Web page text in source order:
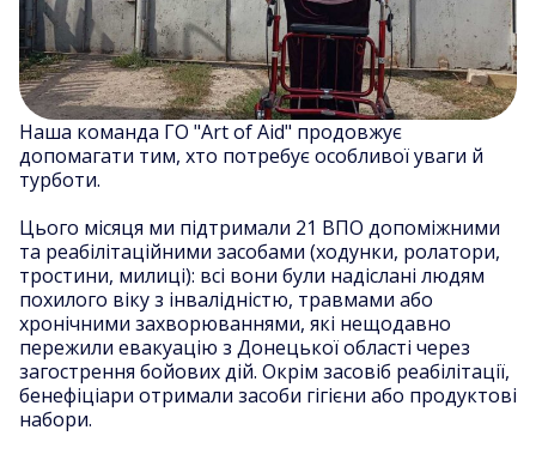
Наша команда ГО "Art of Aid" продовжує
допомагати тим, хто потребує особливої уваги й
турботи.
Цього місяця ми підтримали 21 ВПО допоміжними
та реабілітаційними засобами (ходунки, ролатори,
тростини, милиці): всі вони були надіслані людям
похилого віку з інвалідністю, травмами або
хронічними захворюваннями, які нещодавно
пережили евакуацію з Донецької області через
загострення бойових дій. Окрім засовіб реабілітації,
бенефіціари отримали засоби гігієни або продуктові
набори.